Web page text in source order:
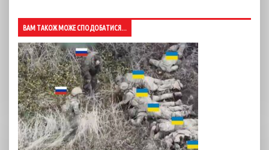
ВАМ ТАКОЖ МОЖЕ СПОДОБАТИСЯ...